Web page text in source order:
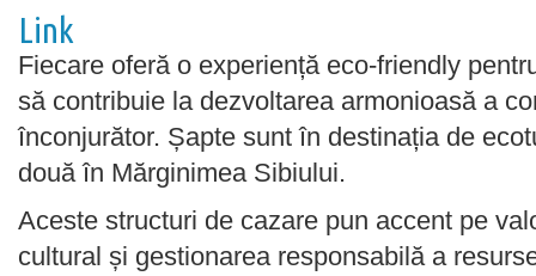
Link
Fiecare oferă o experiență eco-friendly
să contribuie la dezvoltarea armonioasă a
înconjurător. Șapte sunt în destinația de
două în Mărginimea Sibiului.
Aceste structuri de cazare pun accent pe
cultural și gestionarea responsabilă a